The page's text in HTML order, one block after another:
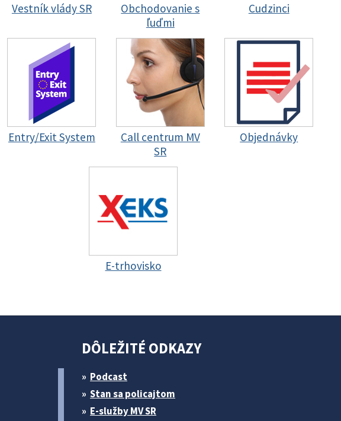
Vestník vlády SR
Obchodovanie s
ľuďmi
Cudzinci
Entry/Exit System
Call centrum MV
SR
Objednávky
E-trhovisko
DÔLEŽITÉ ODKAZY
Podcast
Stan sa policajtom
E-služby MV SR